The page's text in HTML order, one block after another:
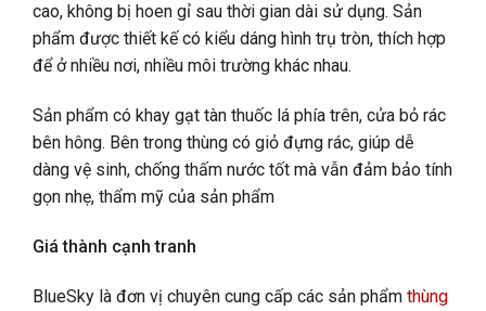
cao, không bị hoen gỉ sau thời gian dài sử dụng. Sản
phẩm được thiết kế có kiểu dáng hình trụ tròn, thích hợp
để ở nhiều nơi, nhiều môi trường khác nhau.
Sản phẩm có khay gạt tàn thuốc lá phía trên, cửa bỏ rác
bên hông. Bên trong thùng có giỏ đựng rác, giúp dễ
dàng vệ sinh, chống thấm nước tốt mà vẫn đảm bảo tính
gọn nhẹ, thẩm mỹ của sản phẩm
Giá thành cạnh tranh
BlueSky là đơn vị chuyên cung cấp các sản phẩm thùng